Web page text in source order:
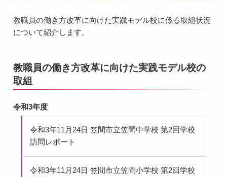
教職員の働き方改革に向けた実践モデル校に係る取組状況
について紹介します。
教職員の働き方改革に向けた実践モデル校の
取組
令和3年度
令和3年11月24日 笠間市立笠間中学校 第2回学校
訪問レポート
令和3年11月24日 笠間市立笠間小学校 第2回学校